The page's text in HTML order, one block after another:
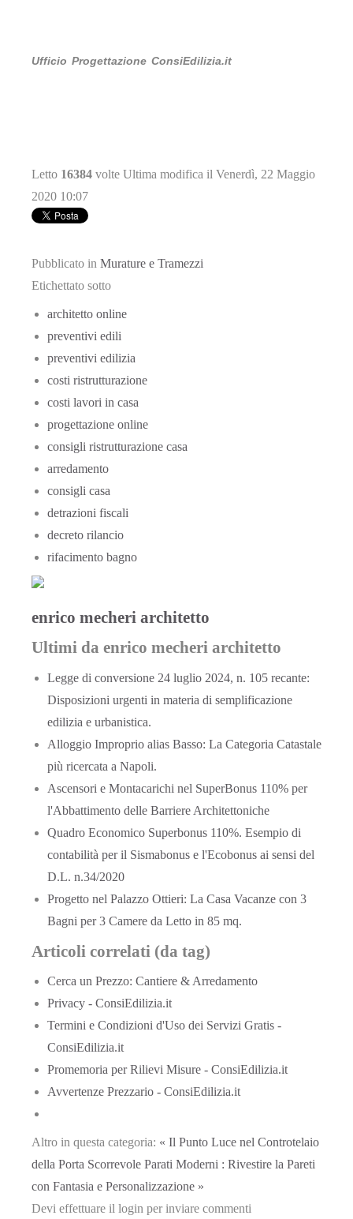
Ufficio Progettazione ConsiEdilizia.it
Letto 16384 volte Ultima modifica il Venerdì, 22 Maggio
2020 10:07
Pubblicato in Murature e Tramezzi
Etichettato sotto
architetto online
preventivi edili
preventivi edilizia
costi ristrutturazione
costi lavori in casa
progettazione online
consigli ristrutturazione casa
arredamento
consigli casa
detrazioni fiscali
decreto rilancio
rifacimento bagno
enrico mecheri architetto
Ultimi da enrico mecheri architetto
Legge di conversione 24 luglio 2024, n. 105 recante:
Disposizioni urgenti in materia di semplificazione
edilizia e urbanistica.
Alloggio Improprio alias Basso: La Categoria Catastale
più ricercata a Napoli.
Ascensori e Montacarichi nel SuperBonus 110% per
l'Abbattimento delle Barriere Architettoniche
Quadro Economico Superbonus 110%. Esempio di
contabilità per il Sismabonus e l'Ecobonus ai sensi del
D.L. n.34/2020
Progetto nel Palazzo Ottieri: La Casa Vacanze con 3
Bagni per 3 Camere da Letto in 85 mq.
Articoli correlati (da tag)
Cerca un Prezzo: Cantiere & Arredamento
Privacy - ConsiEdilizia.it
Termini e Condizioni d'Uso dei Servizi Gratis -
ConsiEdilizia.it
Promemoria per Rilievi Misure - ConsiEdilizia.it
Avvertenze Prezzario - ConsiEdilizia.it
Altro in questa categoria: « Il Punto Luce nel Controtelaio
della Porta Scorrevole Parati Moderni : Rivestire la Pareti
con Fantasia e Personalizzazione »
Devi effettuare il login per inviare commenti